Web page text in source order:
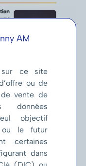
AM
sur ce site
ou de
de vente de
données
objectif
ou le futur
certaines
dans